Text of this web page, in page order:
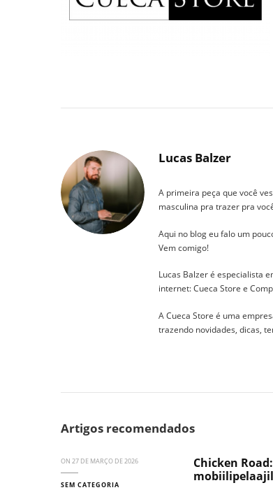
STORE
Lucas Balzer
A primeira peça que você
masculina pra trazer pra
Aqui no blog eu falo um
Vem comigo!
Lucas Balzer é especialista
internet: Cueca Store e
A Cueca Store é uma
trazendo novidades, dicas,
Artigos recomendados
ON 27 DE MARÇO DE 2026
SEM CATEGORIA
Chicken